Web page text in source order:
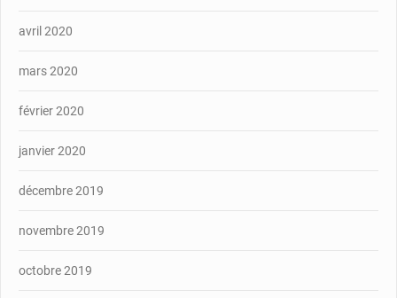
avril 2020
mars 2020
février 2020
janvier 2020
décembre 2019
novembre 2019
octobre 2019